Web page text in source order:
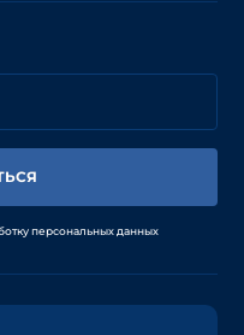
персональных данных